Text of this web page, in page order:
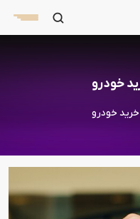
خودرو
خودرو